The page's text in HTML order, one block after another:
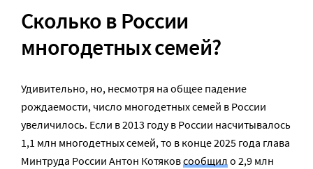
Сколько в России
многодетных семей?
Удивительно, но, несмотря на общее падение
рождаемости, число многодетных семей в России
увеличилось. Если в 2013 году в России насчитывалось
1,1 млн многодетных семей, то в конце 2025 года глава
Минтруда России Антон Котяковсообщило 2,9 млн